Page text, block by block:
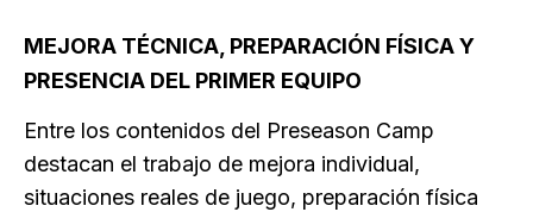
MEJORA TÉCNICA, PREPARACIÓN FÍSICA Y
PRESENCIA DEL PRIMER EQUIPO
Entre los contenidos del Preseason Camp
destacan el trabajo de mejora individual,
situaciones reales de juego, preparación física